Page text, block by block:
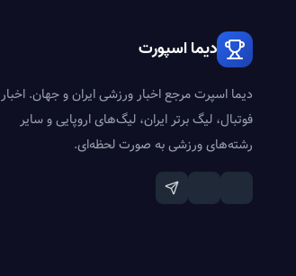
دیما اسپورت
دیما اسپرت مرجع اخبار ورزشی ایران و جهان. اخبار
فوتبال، لیگ برتر ایران، لیگ‌های اروپایی و سایر
رشته‌های ورزشی به صورت لحظه‌ای.